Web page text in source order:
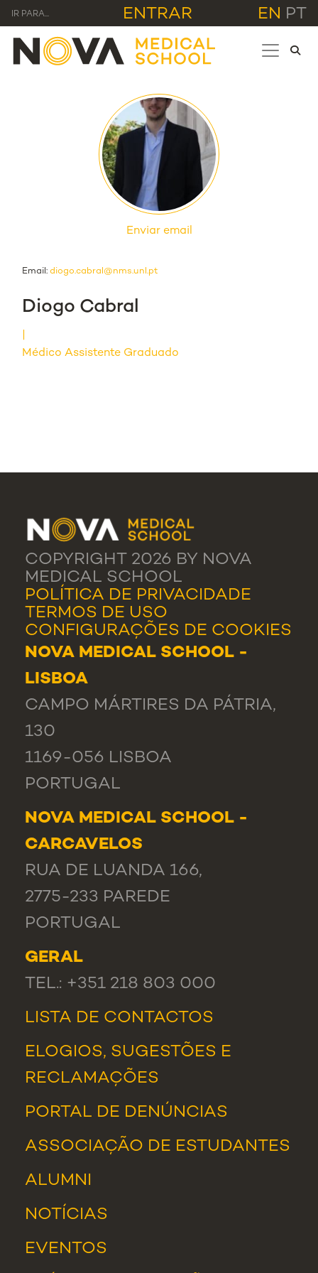
IR PARA... ENTRAR EN PT
Enviar email
Email: diogo.cabral@nms.unl.pt
Diogo Cabral
Médico Assistente Graduado
COPYRIGHT 2026 BY NOVA
MEDICAL SCHOOL
POLÍTICA DE PRIVACIDADE
TERMOS DE USO
CONFIGURAÇÕES DE COOKIES
NOVA MEDICAL SCHOOL -
LISBOA
CAMPO MÁRTIRES DA PÁTRIA,
130
1169-056 LISBOA
PORTUGAL
NOVA MEDICAL SCHOOL -
CARCAVELOS
RUA DE LUANDA 166,
2775-233 PAREDE
PORTUGAL
GERAL
TEL.: +351 218 803 000
LISTA DE CONTACTOS
ELOGIOS, SUGESTÕES E
RECLAMAÇÕES
PORTAL DE DENÚNCIAS
ASSOCIAÇÃO DE ESTUDANTES
ALUMNI
NOTÍCIAS
EVENTOS